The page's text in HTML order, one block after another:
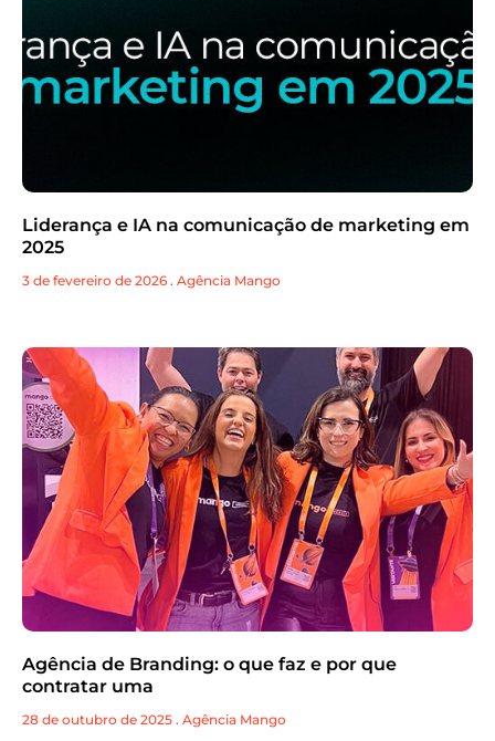
Liderança e IA na comunicação de marketing em
2025
3 de fevereiro de 2026 . Agência Mango
Agência de Branding: o que faz e por que
contratar uma
28 de outubro de 2025 . Agência Mango